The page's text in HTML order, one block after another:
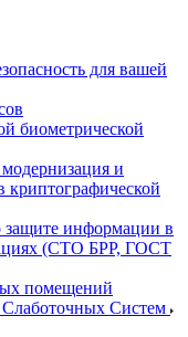
для вашей
биометрической
и
криптографической
информации в
(СТО БРР, ГОСТ
помещений
Систем